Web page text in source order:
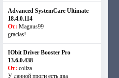
Advanced SystemCare Ultimate
18.4.0.114
От: Magnus99
gracias!
IObit Driver Booster Pro
13.6.0.438
От: coliza
У данной проги есть два